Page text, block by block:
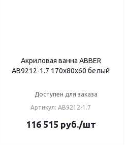
Акриловая ванна ABBER
AB9212-1.7 170х80х60 белый
Доступен для заказа
Артикул: AB9212-1.7
116 515 руб./шт